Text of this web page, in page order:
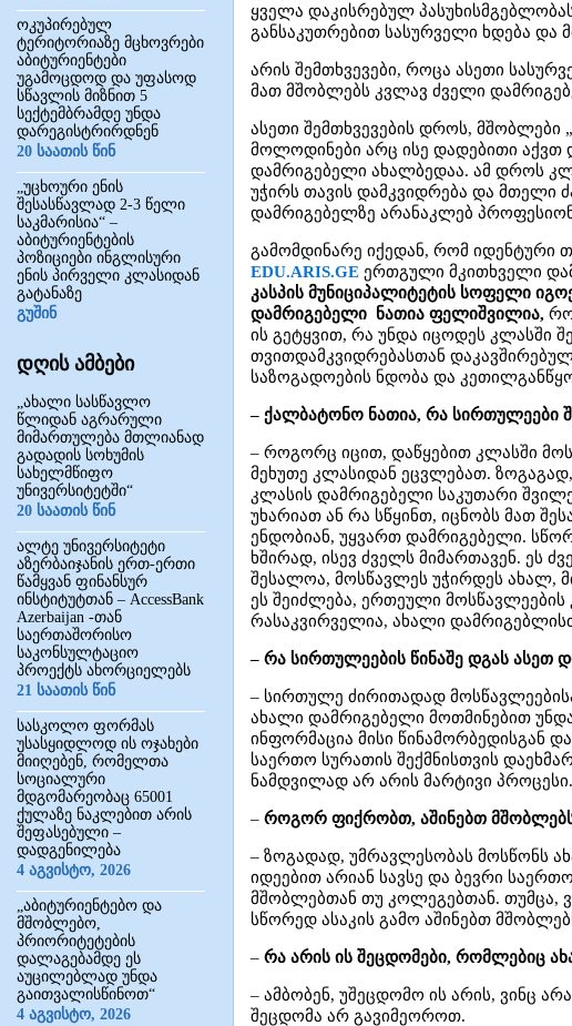
ოკუპირებულ
ტერიტორიაზე მცხოვრები
აბიტურიენტები
უგამოცდოდ და უფასოდ
სწავლის მიზნით 5
სექტემბრამდე უნდა
დარეგისტრირდნენ
20 საათის წინ
„უცხოური ენის
შესასწავლად 2-3 წელი
საკმარისია“ –
აბიტურიენტების
პოზიციები ინგლისური
ენის პირველი კლასიდან
გატანაზე
გუშინ
დღის ამბები
„ახალი სასწავლო
წლიდან აგრარული
მიმართულება მთლიანად
გადადის სოხუმის
სახელმწიფო
უნივერსიტეტში“
20 საათის წინ
ალტე უნივერსიტეტი
აზერბაიჯანის ერთ-ერთი
წამყვან ფინანსურ
ინსტიტუტთან – AccessBank
Azerbaijan -თან
საერთაშორისო
საკონსულტაციო
პროექტს ახორციელებს
21 საათის წინ
სასკოლო ფორმას
უსასყიდლოდ ის ოჯახები
მიიღებენ, რომელთა
სოციალური
მდგომარეობაც 65001
ქულაზე ნაკლებით არის
შეფასებული –
დადგენილება
4 აგვისტო, 2026
„აბიტურიენტებო და
მშობლებო,
პრიორიტეტების
დალაგებამდე ეს
აუცილებლად უნდა
გაითვალისწინოთ“
4 აგვისტო, 2026
ყველა დაკისრებულ
განსაკუთრებით სასურველი ხდება და
არის შემთხვევები, როცა ასეთი
მათ მშობლებს კვლავ ძველი
ასეთი შემთხვევების დროს, მშობლები
მოლოდინები არც ისე დადებითი აქვთ
დამრიგებელი ახალბედაა. ამ დროს
უჭირს თავის დამკვიდრება და მთელი
დამრიგებელზე არანაკლებ
გამომდინარე იქედან, რომ იდენტური
EDU.ARIS.GE ერთგული მკითხველი
კასპის მუნიციპალიტეტის სოფელი
დამრიგებელი ნათია ფელიშვილია,
ის გეტყვით, რა უნდა იცოდეს კლასში
თვითდამკვიდრებასთან
საზოგადოების ნდობა და
– ქალბატონო ნათია, რა სირთულეები
– როგორც იცით, დაწყებით კლასში
მეხუთე კლასიდან ეცვლებათ.
კლასის დამრიგებელი საკუთარი
უხარიათ ან რა სწყინთ, იცნობს მათ
ენდობიან, უყვართ დამრიგებელი.
ხშირად, ისევ ძველს მიმართავენ. ეს
შესალოა, მოსწავლეს უჭირდეს ახალ,
ეს შეიძლება, ერთეული
რასაკვირველია, ახალი
– რა სირთულეების წინაშე დგას ასეთ
– სირთულე ძირითადად
ახალი დამრიგებელი მოთმინებით
ინფორმაცია მისი წინამორბედისგან
საერთო სურათის შექმნისთვის
ნამდვილად არ არის მარტივი პროცესი.
– როგორ ფიქრობთ, აშინებთ
– ზოგადად, უმრავლესობას მოსწონს
იდეებით არიან სავსე და ბევრი
მშობლებთან თუ კოლეგებთან. თუმცა,
სწორედ ასაკის გამო აშინებთ
– რა არის ის შეცდომები, რომლებიც
– ამბობენ, უშეცდომო ის არის, ვინც
შეცდომა არ გავიმეოროთ.